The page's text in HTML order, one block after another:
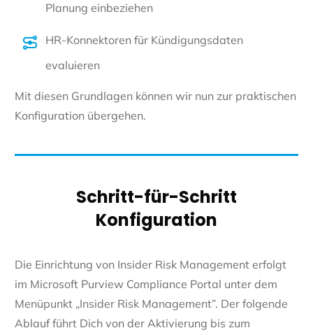
Planung einbeziehen
HR-Konnektoren für Kündigungsdaten
evaluieren
Mit diesen Grundlagen können wir nun zur praktischen
Konfiguration übergehen.
Schritt-für-Schritt
Konfiguration
Die Einrichtung von Insider Risk Management erfolgt
im Microsoft Purview Compliance Portal unter dem
Menüpunkt „Insider Risk Management”. Der folgende
Ablauf führt Dich von der Aktivierung bis zum